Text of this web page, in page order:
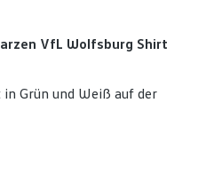
VfL Wolfsburg Shirt
Grün und Weiß auf der